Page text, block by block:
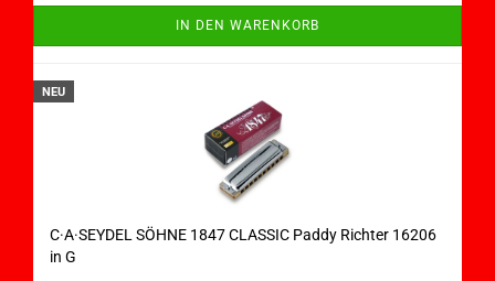
IN DEN WARENKORB
NEU
C·A·SEYDEL SÖHNE 1847 CLASSIC Paddy Richter 16206
in G